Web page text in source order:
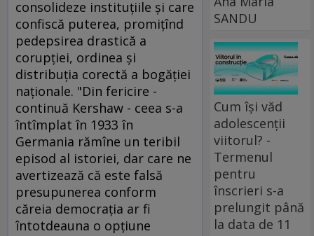
consolideze instituţiile şi care
confiscă puterea, promiţînd
pedepsirea drastică a
corupţiei, ordinea şi
distribuţia corectă a bogăţiei
naţionale. "Din fericire -
continuă Kershaw - ceea s-a
întîmplat în 1933 în
Germania rămîne un teribil
episod al istoriei, dar care ne
avertizează că este falsă
presupunerea conform
căreia democraţia ar fi
întotdeauna o opţiune
SANDU
Cum își văd
adolescenții
viitorul? -
Termenul
pentru
înscrieri s-a
prelungit până
la data de 11